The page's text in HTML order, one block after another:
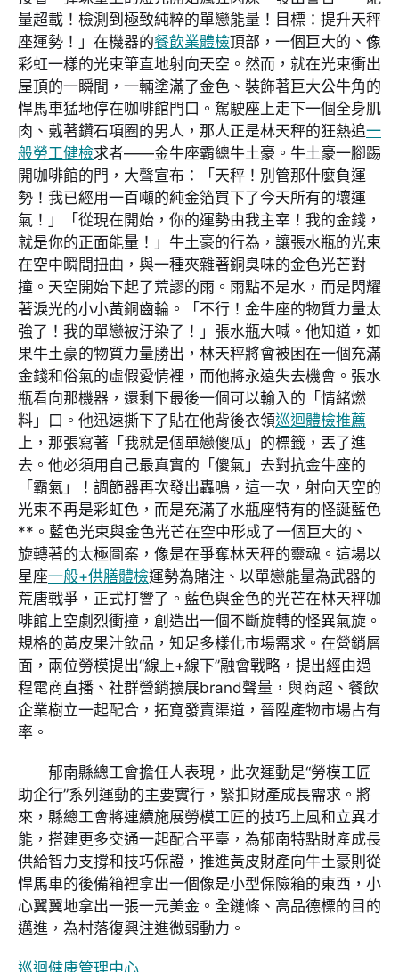
量超載！檢測到極致純粹的單戀能量！目標：提升天秤
座運勢！」在機器的餐飲業體檢頂部，一個巨大的、像
彩虹一樣的光束筆直地射向天空。然而，就在光束衝出
屋頂的一瞬間，一輛塗滿了金色、裝飾著巨大公牛角的
悍馬車猛地停在咖啡館門口。駕駛座上走下一個全身肌
肉、戴著鑽石項圈的男人，那人正是林天秤的狂熱追一
般勞工健檢求者——金牛座霸總牛土豪。牛土豪一腳踢
開咖啡館的門，大聲宣布：「天秤！別管那什麼負運
勢！我已經用一百噸的純金箔買下了今天所有的壞運
氣！」「從現在開始，你的運勢由我主宰！我的金錢，
就是你的正面能量！」牛土豪的行為，讓張水瓶的光束
在空中瞬間扭曲，與一種夾雜著銅臭味的金色光芒對
撞。天空開始下起了荒謬的雨。雨點不是水，而是閃耀
著淚光的小小黃銅齒輪。「不行！金牛座的物質力量太
強了！我的單戀被汙染了！」張水瓶大喊。他知道，如
果牛土豪的物質力量勝出，林天秤將會被困在一個充滿
金錢和俗氣的虛假愛情裡，而他將永遠失去機會。張水
瓶看向那機器，還剩下最後一個可以輸入的「情緒燃
料」口。他迅速撕下了貼在他背後衣領巡迴體檢推薦
上，那張寫著「我就是個單戀傻瓜」的標籤，丟了進
去。他必須用自己最真實的「傻氣」去對抗金牛座的
「霸氣」！調節器再次發出轟鳴，這一次，射向天空的
光束不再是彩虹色，而是充滿了水瓶座特有的怪誕藍色
**。藍色光束與金色光芒在空中形成了一個巨大的、
旋轉著的太極圖案，像是在爭奪林天秤的靈魂。這場以
星座一般+供膳體檢運勢為賭注、以單戀能量為武器的
荒唐戰爭，正式打響了。藍色與金色的光芒在林天秤咖
啡館上空劇烈衝撞，創造出一個不斷旋轉的怪異氣旋。
規格的黃皮果汁飲品，知足多樣化市場需求。在營銷層
面，兩位勞模提出“線上+線下”融會戰略，提出經由過
程電商直播、社群營銷擴展brand聲量，與商超、餐飲
企業樹立一起配合，拓寬發賣渠道，晉陞產物市場占有
率。
郁南縣總工會擔任人表現，此次運動是“勞模工匠
助企行”系列運動的主要實行，緊扣財產成長需求。將
來，縣總工會將連續施展勞模工匠的技巧上風和立異才
能，搭建更多交通一起配合平臺，為郁南特點財產成長
供給智力支撐和技巧保證，推進黃皮財產向牛土豪則從
悍馬車的後備箱裡拿出一個像是小型保險箱的東西，小
心翼翼地拿出一張一元美金。全鏈條、高品德標的目的
邁進，為村落復興注進微弱動力。
巡迴健康管理中心